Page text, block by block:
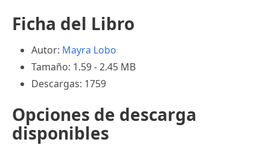
Ficha del Libro
Autor: Mayra Lobo
Tamaño: 1.59 - 2.45 MB
Descargas: 1759
Opciones de descarga
disponibles